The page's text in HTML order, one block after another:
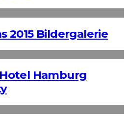
2015 Bildergalerie
Hamburg